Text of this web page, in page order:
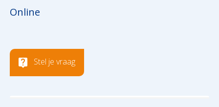
Online
Stel je vraag